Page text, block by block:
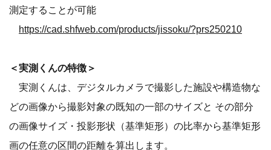
測定することが可能
https://cad.shfweb.com/products/jissoku/?prs250210
＜実測くんの特徴＞
実測くんは、デジタルカメラで撮影した施設や構造物な
どの画像から撮影対象の既知の一部のサイズと その部分
の画像サイズ・投影形状（基準矩形）の比率から基準矩形
画の任意の区間の距離を算出します。